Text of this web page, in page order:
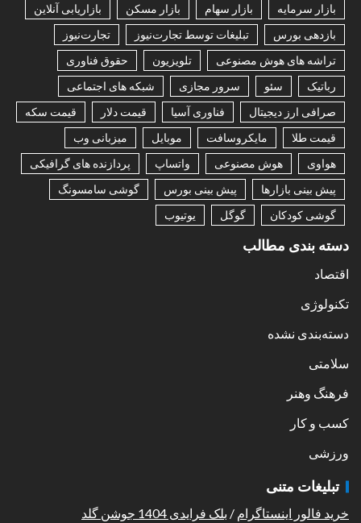
بازار سرمایه
بازار سهام بازار مسکن
بازاریابی آنلاین
بازدهی بورس
تبلیغات توسط تجارت‌نیوز
تجارت‌نیوز
تراشه های هوش مصنوعی
تلویزیون
حقوق فناوری
رباتیک
سئو سرور مجازی
شبکه های اجتماعی
صرافی ارز دیجیتال
فناوری آسیا قیمت دلار
قیمت سکه
قیمت طلا
مایکروسافت موبایل
میزبانی وب
هواوی
هوش مصنوعی واتساپ
پردازنده های گرافیکی
پیش بینی بازارها
پیش بینی بورس
گوشی سامسونگ
گوشی کودکان
گوگل یوتیوب
دسته بندی مطالب
اقتصاد
تکنولوژی
دسته‌بندی نشده
سلامتی
فرهنگ وهنر
کسب و کار
ورزشی
تبلیغات متنی
خرید فالور اینستاگرام / بلک فرایدی 1404 جوشن گلد